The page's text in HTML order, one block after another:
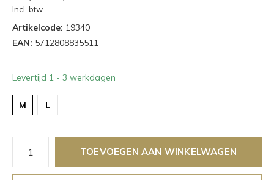
Incl. btw
Artikelcode: 19340
EAN: 5712808835511
Levertijd 1 - 3 werkdagen
M L
TOEVOEGEN AAN WINKELWAGEN